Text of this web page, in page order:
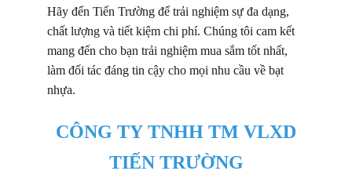
Hãy đến Tiến Trường để trải nghiệm sự đa dạng,
chất lượng và tiết kiệm chi phí. Chúng tôi cam kết
mang đến cho bạn trải nghiệm mua sắm tốt nhất,
làm đối tác đáng tin cậy cho mọi nhu cầu về bạt
nhựa.
CÔNG TY TNHH TM VLXD
TIẾN TRƯỜNG